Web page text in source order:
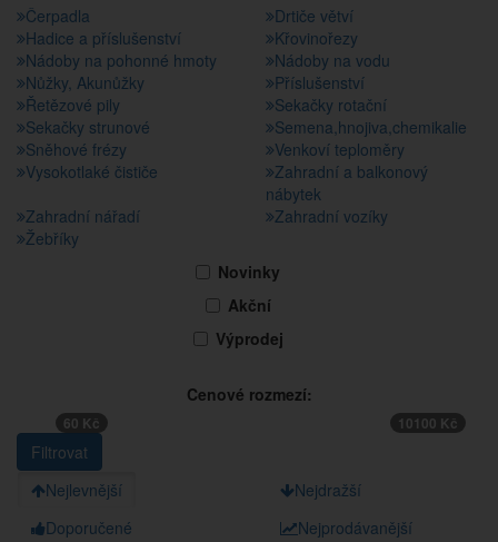
Čerpadla
Drtiče větví
Hadice a příslušenství
Křovinořezy
Nádoby na pohonné hmoty
Nádoby na vodu
Nůžky, Akunůžky
Příslušenství
Řetězové pily
Sekačky rotační
Sekačky strunové
Semena,hnojiva,chemikalie
Sněhové frézy
Venkoví teploměry
Vysokotlaké čističe
Zahradní a balkonový
nábytek
Zahradní nářadí
Zahradní vozíky
Žebříky
Novinky
Akční
Výprodej
Cenové rozmezí:
60 Kč 10100 Kč
Nejlevnější
Nejdražší
Doporučené
Nejprodávanější